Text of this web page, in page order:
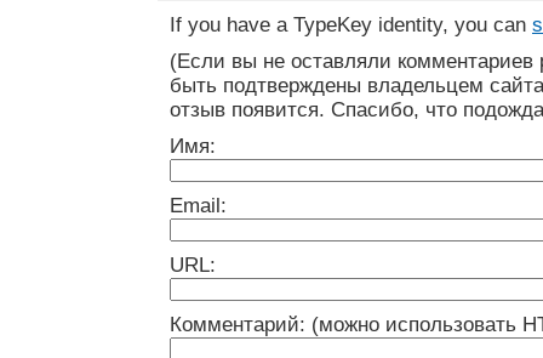
If you have a TypeKey identity, you can
(Если вы не оставляли
быть подтверждены владельцем
отзыв появится. Спасибо, что
Имя:
Email:
URL:
Комментарий: (можно использовать